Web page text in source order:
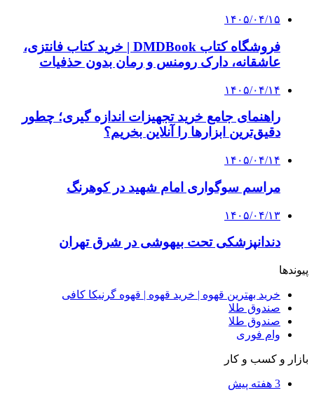
۱۴۰۵/۰۴/۱۵
فروشگاه کتاب DMDBook | خرید کتاب فانتزی،
عاشقانه، دارک رومنس و رمان بدون حذفیات
۱۴۰۵/۰۴/۱۴
راهنمای جامع خرید تجهیزات اندازه گیری؛ چطور
دقیق‌ترین ابزارها را آنلاین بخریم؟
۱۴۰۵/۰۴/۱۴
مراسم سوگواری امام شهید در کوهرنگ
۱۴۰۵/۰۴/۱۳
دندانپزشکی تحت بیهوشی در شرق تهران
پیوندها
خرید بهترین قهوه | خرید قهوه | قهوه گرنیکا کافی
صندوق طلا
صندوق طلا
وام فوری
بازار و کسب و کار
3 هفته پیش